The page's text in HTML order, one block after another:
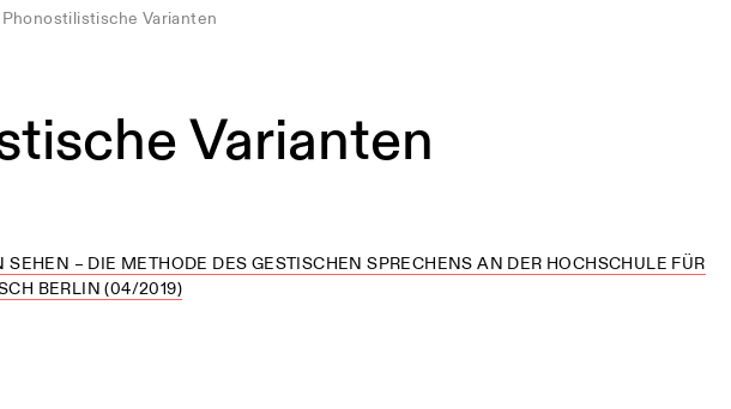
Phonostilistische Varianten
Varianten
SEHEN – DIE METHODE DES GESTISCHEN SPRECHENS AN DER HOCHSCHULE FÜR
BERLIN (04/2019)